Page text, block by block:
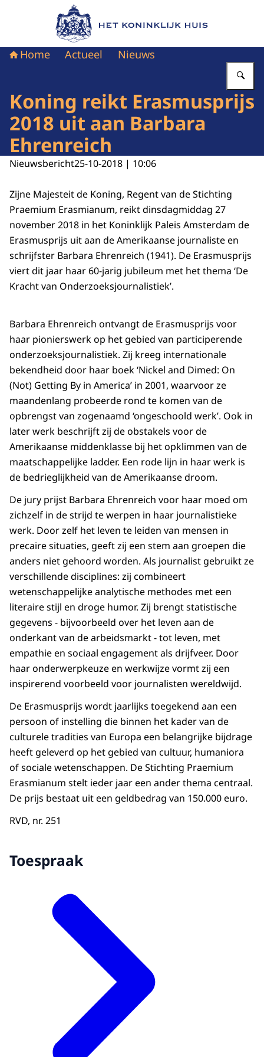
Naar de homepage van Het Koninklijk Huis
Home Actueel Nieuws
Koning reikt Erasmusprijs
2018 uit aan Barbara
Ehrenreich
Nieuwsbericht25-10-2018 | 10:06
Zijne Majesteit de Koning, Regent van de Stichting
Praemium Erasmianum, reikt dinsdagmiddag 27
november 2018 in het Koninklijk Paleis Amsterdam de
Erasmusprijs uit aan de Amerikaanse journaliste en
schrijfster Barbara Ehrenreich (1941). De Erasmusprijs
viert dit jaar haar 60-jarig jubileum met het thema ‘De
Kracht van Onderzoeksjournalistiek’.
Barbara Ehrenreich ontvangt de Erasmusprijs voor
haar pionierswerk op het gebied van participerende
onderzoeksjournalistiek. Zij kreeg internationale
bekendheid door haar boek ‘Nickel and Dimed: On
(Not) Getting By in America’ in 2001, waarvoor ze
maandenlang probeerde rond te komen van de
opbrengst van zogenaamd ‘ongeschoold werk’. Ook in
later werk beschrijft zij de obstakels voor de
Amerikaanse middenklasse bij het opklimmen van de
maatschappelijke ladder. Een rode lijn in haar werk is
de bedrieglijkheid van de Amerikaanse droom.
De jury prijst Barbara Ehrenreich voor haar moed om
zichzelf in de strijd te werpen in haar journalistieke
werk. Door zelf het leven te leiden van mensen in
precaire situaties, geeft zij een stem aan groepen die
anders niet gehoord worden. Als journalist gebruikt ze
verschillende disciplines: zij combineert
wetenschappelijke analytische methodes met een
literaire stijl en droge humor. Zij brengt statistische
gegevens - bijvoorbeeld over het leven aan de
onderkant van de arbeidsmarkt - tot leven, met
empathie en sociaal engagement als drijfveer. Door
haar onderwerpkeuze en werkwijze vormt zij een
inspirerend voorbeeld voor journalisten wereldwijd.
De Erasmusprijs wordt jaarlijks toegekend aan een
persoon of instelling die binnen het kader van de
culturele tradities van Europa een belangrijke bijdrage
heeft geleverd op het gebied van cultuur, humaniora
of sociale wetenschappen. De Stichting Praemium
Erasmianum stelt ieder jaar een ander thema centraal.
De prijs bestaat uit een geldbedrag van 150.000 euro.
RVD, nr. 251
Toespraak